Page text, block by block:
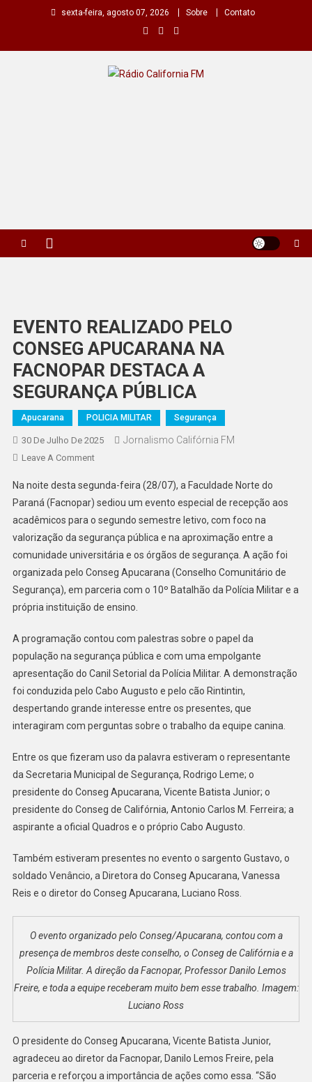
sexta-feira, agosto 07, 2026 Sobre Contato
EVENTO REALIZADO PELO
CONSEG APUCARANA NA
FACNOPAR DESTACA A
SEGURANÇA PÚBLICA
Apucarana POLICIA MILITAR Segurança
30 De Julho De 2025 Jornalismo Califórnia FM
Leave A CommentOn
REALIZADO
PELO
CONSEG
APUCARANA
NA
FACNOPAR
DESTACA
A
PÚBLICA
Na noite desta segunda-feira (28/07), a Faculdade Norte do
Paraná (Facnopar) sediou um evento especial de recepção aos
acadêmicos para o segundo semestre letivo, com foco na
valorização da segurança pública e na aproximação entre a
comunidade universitária e os órgãos de segurança. A ação foi
organizada pelo Conseg Apucarana (Conselho Comunitário de
Segurança), em parceria com o 10º Batalhão da Polícia Militar e a
própria instituição de ensino.
A programação contou com palestras sobre o papel da
população na segurança pública e com uma empolgante
apresentação do Canil Setorial da Polícia Militar. A demonstração
foi conduzida pelo Cabo Augusto e pelo cão Rintintin,
despertando grande interesse entre os presentes, que
interagiram com perguntas sobre o trabalho da equipe canina.
Entre os que fizeram uso da palavra estiveram o representante
da Secretaria Municipal de Segurança, Rodrigo Leme; o
presidente do Conseg Apucarana, Vicente Batista Junior; o
presidente do Conseg de Califórnia, Antonio Carlos M. Ferreira; a
aspirante a oficial Quadros e o próprio Cabo Augusto.
Também estiveram presentes no evento o sargento Gustavo, o
soldado Venâncio, a Diretora do Conseg Apucarana, Vanessa
Reis e o diretor do Conseg Apucarana, Luciano Ross.
O evento organizado pelo Conseg/Apucarana, contou com a
presença de membros deste conselho, o Conseg de Califórnia e a
Polícia Militar. A direção da Facnopar, Professor Danilo Lemos
Freire, e toda a equipe receberam muito bem esse trabalho. Imagem:
Luciano Ross
O presidente do Conseg Apucarana, Vicente Batista Junior,
agradeceu ao diretor da Facnopar, Danilo Lemos Freire, pela
parceria e reforçou a importância de ações como essa. “São